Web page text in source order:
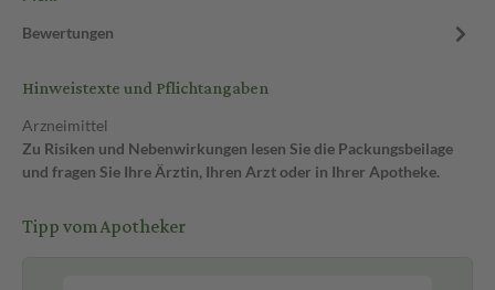
Bewertungen
Hinweistexte und Pflichtangaben
Arzneimittel
Zu Risiken und Nebenwirkungen lesen Sie die Packungsbeilage
und fragen Sie Ihre Ärztin, Ihren Arzt oder in Ihrer Apotheke.
Tipp vom Apotheker